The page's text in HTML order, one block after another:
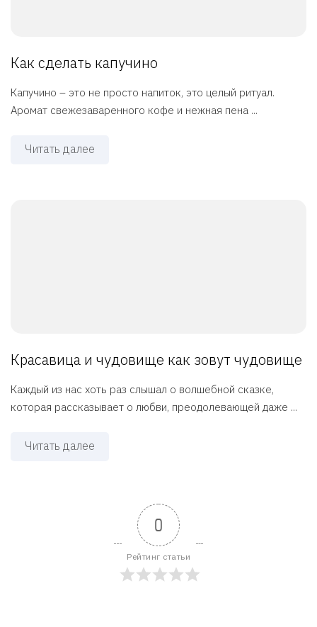
Как сделать капучино
Капучино – это не просто напиток, это целый ритуал.
Аромат свежезаваренного кофе и нежная пена ...
Читать далее
Красавица и чудовище как зовут чудовище
Каждый из нас хоть раз слышал о волшебной сказке,
которая рассказывает о любви, преодолевающей даже ...
Читать далее
0
Рейтинг статьи